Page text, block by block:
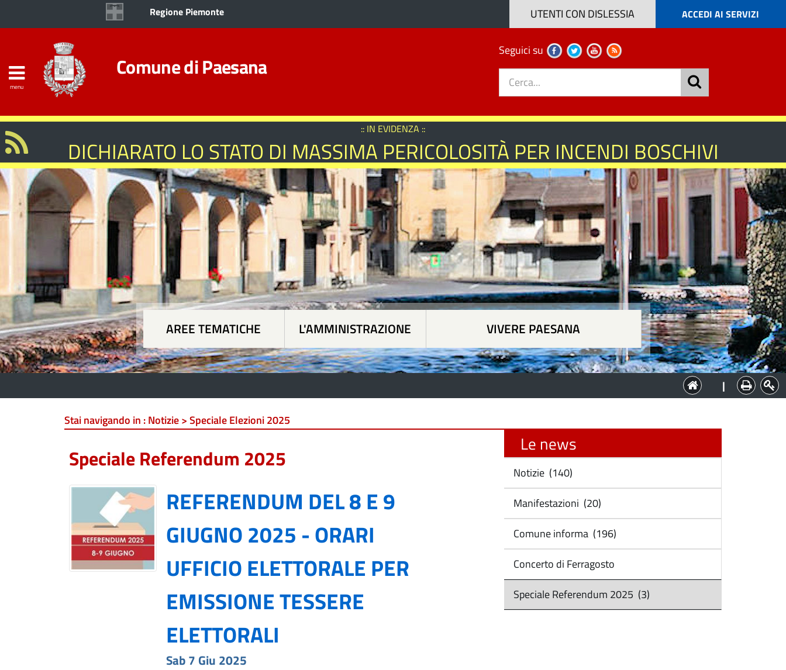
Regione Piemonte ACCEDI AI SERVIZI
UTENTI CON DISLESSIA
menu
Comune di Paesana
Seguici su
AREE TEMATICHE L'AMMINISTRAZIONE VIVERE PAESANA
:: IN EVIDENZA ::
DICHIARATO LO STATO DI MASSIMA PERICOLOSITÀ PER INCENDI BOSCHIVI
|
Stai navigando in :Notizie > Speciale Elezioni 2025
Speciale Referendum 2025
REFERENDUM DEL 8 E 9
GIUGNO 2025 - ORARI
UFFICIO ELETTORALE PER
EMISSIONE TESSERE
ELETTORALI
Sab 7 Giu 2025
Le news
Notizie (140)
Manifestazioni (20)
Comune informa (196)
Concerto di Ferragosto
Speciale Referendum 2025 (3)